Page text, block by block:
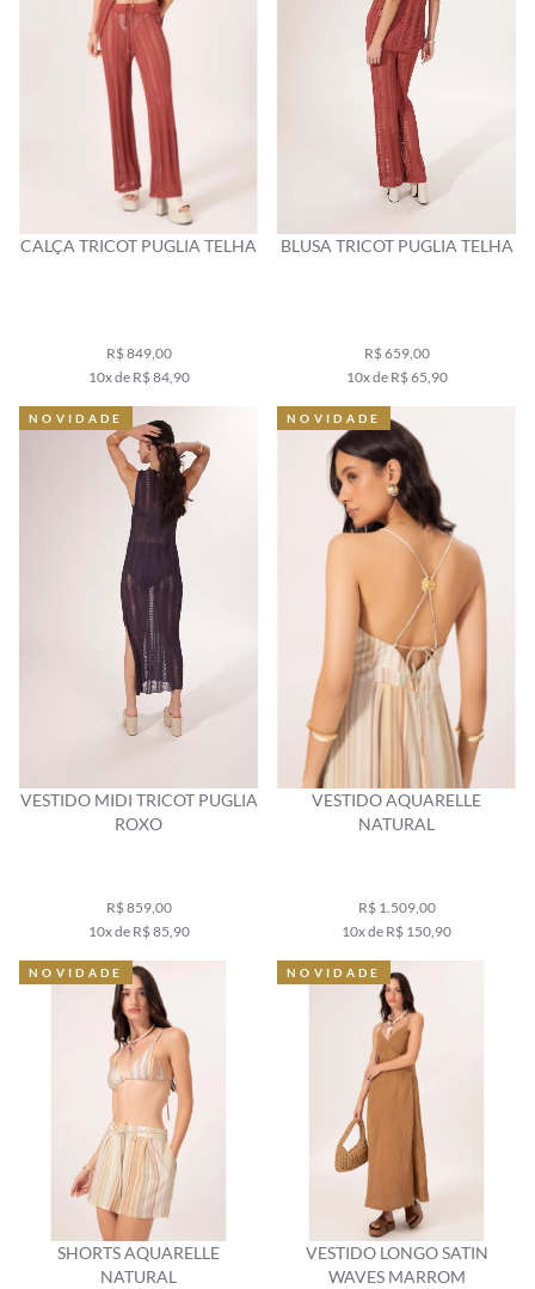
CALÇA TRICOT PUGLIA TELHA
R$ 849,00
10x de R$ 84,90
BLUSA TRICOT PUGLIA TELHA
R$ 659,00
10x de R$ 65,90
VESTIDO MIDI TRICOT PUGLIA
ROXO
R$ 859,00
10x de R$ 85,90
NOVIDADE
VESTIDO AQUARELLE
NATURAL
R$ 1.509,00
10x de R$ 150,90
NOVIDADE
SHORTS AQUARELLE
NATURAL
NOVIDADE
VESTIDO LONGO SATIN
WAVES MARROM
NOVIDADE